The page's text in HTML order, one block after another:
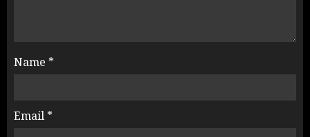
Name *
Email *